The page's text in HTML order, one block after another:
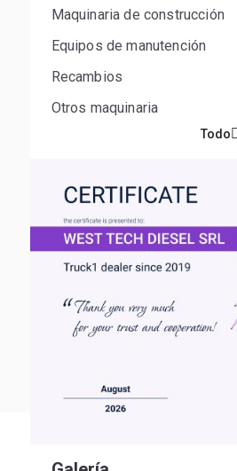
Maquinaria de construcción
Equipos de manutención
Recambios
Otros maquinaria
Todo